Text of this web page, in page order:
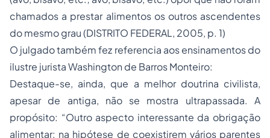
chamados a prestar alimentos os outros ascendentes
do mesmo grau (DISTRITO FEDERAL, 2005, p. 1)
O julgado também fez referencia aos ensinamentos do
ilustre jurista Washington de Barros Monteiro:
Destaque-se, ainda, que a melhor doutrina civilista,
apesar de antiga, não se mostra ultrapassada. A
propósito: “Outro aspecto interessante da obrigação
alimentar: na hipótese de coexistirem vários parentes